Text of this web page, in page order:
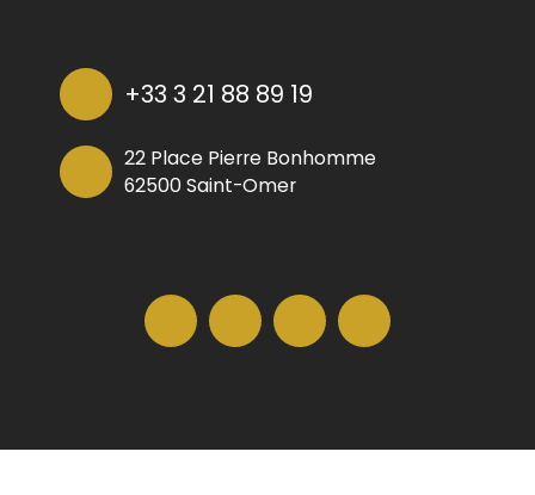
+33 3 21 88 89 19
22 Place Pierre Bonhomme
62500 Saint-Omer